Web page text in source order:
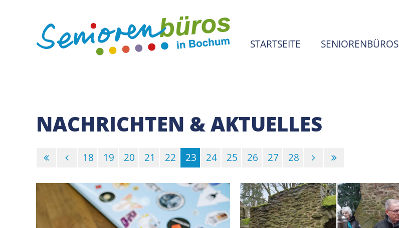
STARTSEITE SENIORENBÜROS
NACHRICHTEN & AKTUELLES
18 19 20 21 22
23
(Standort)
24 25 26 27 28